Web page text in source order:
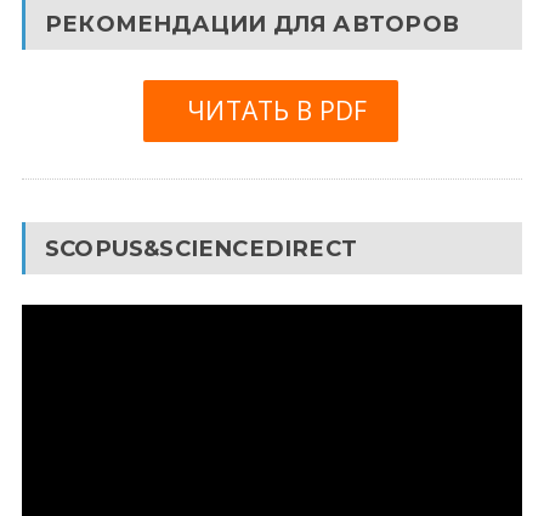
РЕКОМЕНДАЦИИ ДЛЯ АВТОРОВ
ЧИТАТЬ В PDF
SCOPUS&SCIENCEDIRECT